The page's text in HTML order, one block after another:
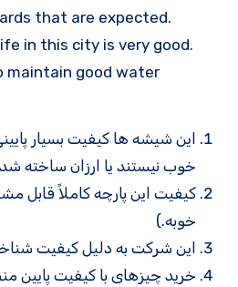
that are expected.
in this city is very good.
maintain good water
این شیشه ها کیفیت بسیار
خوب نیستند یا ارزان ساخته
کیفیت این پارچه کاملاً قابل
خوبه.)
این شرکت به دلیل کیفیت
خرید چیزهای با کیفیت پایین